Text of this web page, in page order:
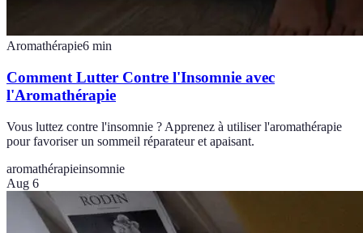
Aromathérapie6 min
Comment Lutter Contre l'Insomnie avec
l'Aromathérapie
Vous luttez contre l'insomnie ? Apprenez à utiliser l'aromathérapie
pour favoriser un sommeil réparateur et apaisant.
aromathérapieinsomnie
Aug 6